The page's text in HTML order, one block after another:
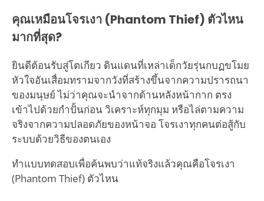
คุณเหมือนโจรเงา (Phantom Thief) ตัวไหน
มากที่สุด?
ยินดีต้อนรับสู่โตเกียว ดินแดนที่เหล่าเด็กวัยรุ่นกบฏขโมย
หัวใจอันเสื่อมทรามจากวังที่สร้างขึ้นจากความปรารถนา
ของมนุษย์ ไม่ว่าคุณจะนำจากด้านหลังหน้ากาก ตรง
เข้าไปด้วยกำปั้นก่อน วิเคราะห์ทุกมุม หรือไล่ตามความ
จริงจากความปลอดภัยของหน้าจอ โจรเงาทุกคนต่อสู้กับ
ระบบด้วยวิธีของตนเอง
ทำแบบทดสอบเพื่อค้นพบว่าแท้จริงแล้วคุณคือโจรเงา
(Phantom Thief) ตัวไหน